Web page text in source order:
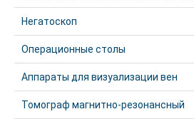
Негатоскоп
Операционные столы
Аппараты для визуализации вен
Томограф магнитно-резонансный